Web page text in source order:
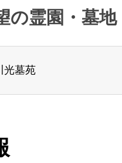
の霊園・墓地
光墓苑